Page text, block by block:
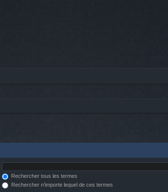
Rechercher tous les termes
Rechercher n’importe lequel de ces termes